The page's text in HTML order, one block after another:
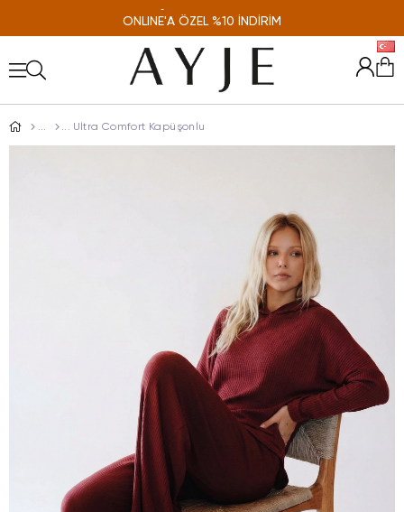
ONLINE'A ÖZEL %10 İNDİRİM
Ultra Comfort Kapüşonlu